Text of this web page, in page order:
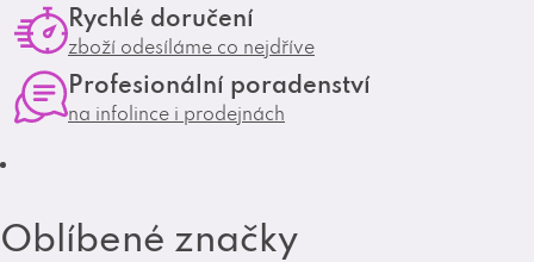
g
a
m
o
o
k
Rychlé doručení
zboží odesíláme co nejdříve
Profesionální poradenství
na infolince i prodejnách
Oblíbené značky